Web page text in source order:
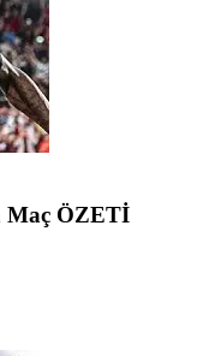
Maç ÖZETİ